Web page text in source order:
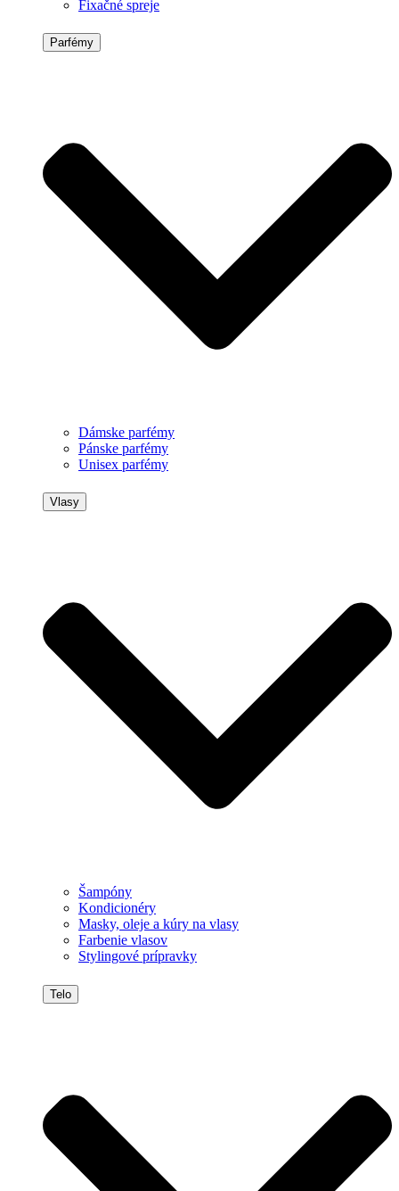
Fixačné spreje
Parfémy
Dámske parfémy
Pánske parfémy
Unisex parfémy
Vlasy
Šampóny
Kondicionéry
Masky, oleje a kúry na vlasy
Farbenie vlasov
Stylingové prípravky
Telo